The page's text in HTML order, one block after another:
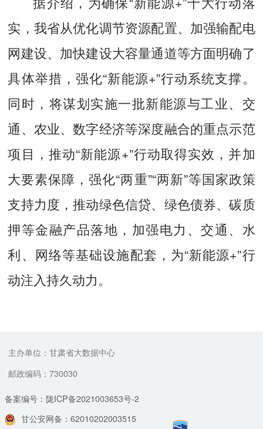
实，我省从优化调节资源配置、加强输配电
网建设、加快建设大容量通道等方面明确了
具体举措，强化“新能源+”行动系统支撑。
同时，将谋划实施一批新能源与工业、交
通、农业、数字经济等深度融合的重点示范
项目，推动“新能源+”行动取得实效，并加
大要素保障，强化“两重”“两新”等国家政策
支持力度，推动绿色信贷、绿色债券、碳质
押等金融产品落地，加强电力、交通、水
利、网络等基础设施配套，为“新能源+”行
动注入持久动力。
主办单位：甘肃省大数据中心
邮政编码：730030
备案编号：陇ICP备2021003653号-2
甘公安网备：62010202003515